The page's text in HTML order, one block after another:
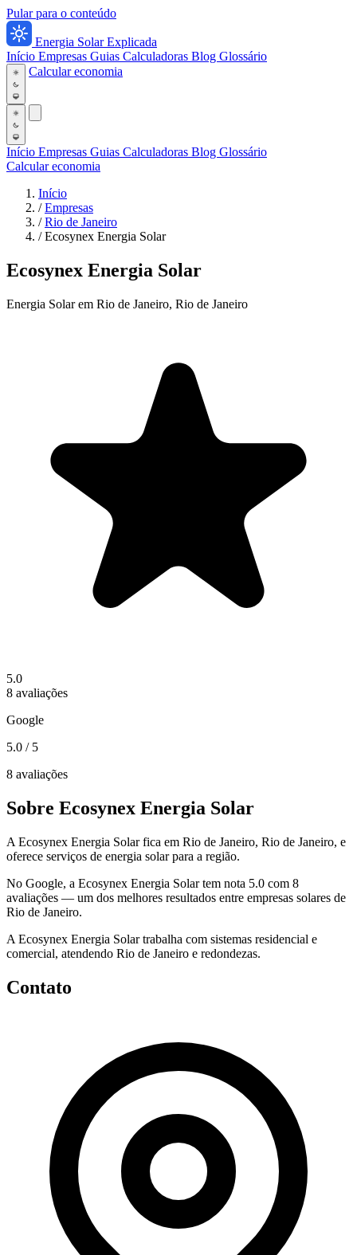
Pular para o conteúdo
Energia Solar Explicada
Início Empresas Guias Calculadoras Blog Glossário
Calcular economia
Início Empresas Guias Calculadoras Blog Glossário
Calcular economia
Início
/ Empresas
/ Rio de Janeiro
/ Ecosynex Energia Solar
Ecosynex Energia Solar
Energia Solar em Rio de Janeiro, Rio de Janeiro
5.0
8 avaliações
Google
5.0 / 5
8 avaliações
Sobre Ecosynex Energia Solar
A Ecosynex Energia Solar fica em Rio de Janeiro, Rio de Janeiro, e
oferece serviços de energia solar para a região.
No Google, a Ecosynex Energia Solar tem nota 5.0 com 8
avaliações — um dos melhores resultados entre empresas solares de
Rio de Janeiro.
A Ecosynex Energia Solar trabalha com sistemas residencial e
comercial, atendendo Rio de Janeiro e redondezas.
Contato